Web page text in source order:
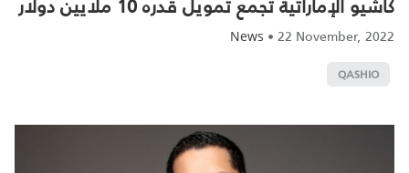
News •22 November, 2022
QASHIO